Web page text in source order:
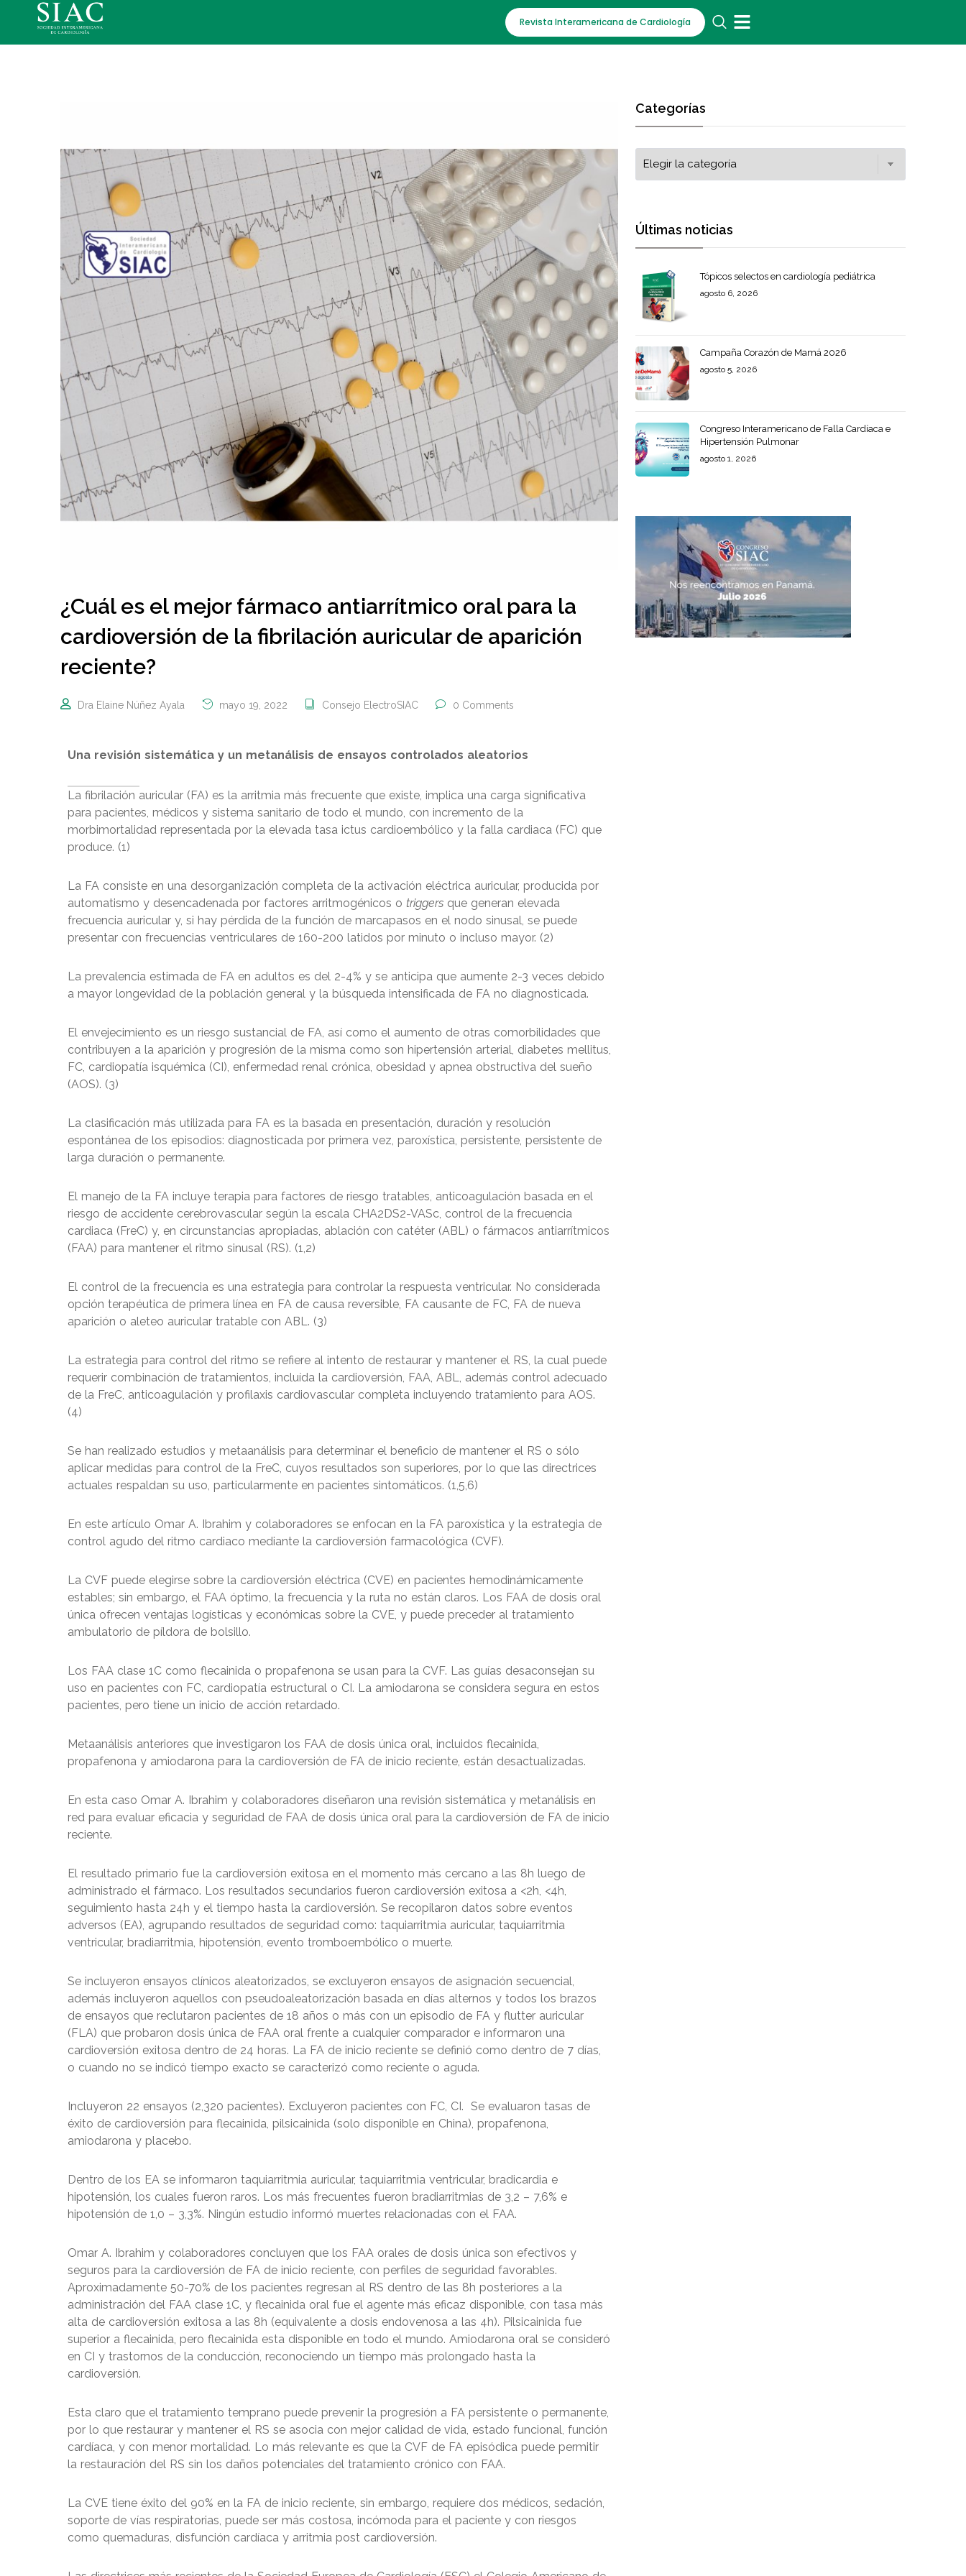
Revista Interamericana de Cardiología
¿Cuál es el mejor fármaco antiarrítmico oral para la
cardioversión de la fibrilación auricular de aparición
reciente?
Dra Elaine Núñez Ayala mayo 19, 2022 Consejo ElectroSIAC 0 Comments
Una revisión sistemática y un metanálisis de ensayos controlados aleatorios
La fibrilación auricular (FA) es la arritmia más frecuente que existe, implica una carga significativa
para pacientes, médicos y sistema sanitario de todo el mundo, con incremento de la
morbimortalidad representada por la elevada tasa ictus cardioembólico y la falla cardiaca (FC) que
produce. (1)
La FA consiste en una desorganización completa de la activación eléctrica auricular, producida por
automatismo y desencadenada por factores arritmogénicos o triggers que generan elevada
frecuencia auricular y, si hay pérdida de la función de marcapasos en el nodo sinusal, se puede
presentar con frecuencias ventriculares de 160-200 latidos por minuto o incluso mayor. (2)
La prevalencia estimada de FA en adultos es del 2-4% y se anticipa que aumente 2-3 veces debido
a mayor longevidad de la población general y la búsqueda intensificada de FA no diagnosticada.
El envejecimiento es un riesgo sustancial de FA, así como el aumento de otras comorbilidades que
contribuyen a la aparición y progresión de la misma como son hipertensión arterial, diabetes mellitus,
FC, cardiopatía isquémica (CI), enfermedad renal crónica, obesidad y apnea obstructiva del sueño
(AOS). (3)
La clasificación más utilizada para FA es la basada en presentación, duración y resolución
espontánea de los episodios: diagnosticada por primera vez, paroxística, persistente, persistente de
larga duración o permanente.
El manejo de la FA incluye terapia para factores de riesgo tratables, anticoagulación basada en el
riesgo de accidente cerebrovascular según la escala CHA2DS2-VASc, control de la frecuencia
cardiaca (FreC) y, en circunstancias apropiadas, ablación con catéter (ABL) o fármacos antiarrítmicos
(FAA) para mantener el ritmo sinusal (RS). (1,2)
El control de la frecuencia es una estrategia para controlar la respuesta ventricular. No considerada
opción terapéutica de primera línea en FA de causa reversible, FA causante de FC, FA de nueva
aparición o aleteo auricular tratable con ABL. (3)
La estrategia para control del ritmo se refiere al intento de restaurar y mantener el RS, la cual puede
requerir combinación de tratamientos, incluída la cardioversión, FAA, ABL, además control adecuado
de la FreC, anticoagulación y profilaxis cardiovascular completa incluyendo tratamiento para AOS.
(4)
Se han realizado estudios y metaanálisis para determinar el beneficio de mantener el RS o sólo
aplicar medidas para control de la FreC, cuyos resultados son superiores, por lo que las directrices
actuales respaldan su uso, particularmente en pacientes sintomáticos. (1,5,6)
En este artículo Omar A. Ibrahim y colaboradores se enfocan en la FA paroxística y la estrategia de
control agudo del ritmo cardiaco mediante la cardioversión farmacológica (CVF).
La CVF puede elegirse sobre la cardioversión eléctrica (CVE) en pacientes hemodinámicamente
estables; sin embargo, el FAA óptimo, la frecuencia y la ruta no están claros. Los FAA de dosis oral
única ofrecen ventajas logísticas y económicas sobre la CVE, y puede preceder al tratamiento
ambulatorio de píldora de bolsillo.
Los FAA clase 1C como flecainida o propafenona se usan para la CVF. Las guías desaconsejan su
uso en pacientes con FC, cardiopatía estructural o CI. La amiodarona se considera segura en estos
pacientes, pero tiene un inicio de acción retardado.
Metaanálisis anteriores que investigaron los FAA de dosis única oral, incluidos flecainida,
propafenona y amiodarona para la cardioversión de FA de inicio reciente, están desactualizadas.
En esta caso Omar A. Ibrahim y colaboradores diseñaron una revisión sistemática y metanálisis en
red para evaluar eficacia y seguridad de FAA de dosis única oral para la cardioversión de FA de inicio
reciente.
El resultado primario fue la cardioversión exitosa en el momento más cercano a las 8h luego de
administrado el fármaco. Los resultados secundarios fueron cardioversión exitosa a <2h, <4h,
seguimiento hasta 24h y el tiempo hasta la cardioversión. Se recopilaron datos sobre eventos
adversos (EA), agrupando resultados de seguridad como: taquiarritmia auricular, taquiarritmia
ventricular, bradiarritmia, hipotensión, evento tromboembólico o muerte.
Se incluyeron ensayos clínicos aleatorizados, se excluyeron ensayos de asignación secuencial,
además incluyeron aquellos con pseudoaleatorización basada en días alternos y todos los brazos
de ensayos que reclutaron pacientes de 18 años o más con un episodio de FA y flutter auricular
(FLA) que probaron dosis única de FAA oral frente a cualquier comparador e informaron una
cardioversión exitosa dentro de 24 horas. La FA de inicio reciente se definió como dentro de 7 días,
o cuando no se indicó tiempo exacto se caracterizó como reciente o aguda.
Incluyeron 22 ensayos (2,320 pacientes). Excluyeron pacientes con FC, CI. Se evaluaron tasas de
éxito de cardioversión para flecainida, pilsicainida (solo disponible en China), propafenona,
amiodarona y placebo.
Dentro de los EA se informaron taquiarritmia auricular, taquiarritmia ventricular, bradicardia e
hipotensión, los cuales fueron raros. Los más frecuentes fueron bradiarritmias de 3,2 – 7,6% e
hipotensión de 1,0 – 3,3%. Ningún estudio informó muertes relacionadas con el FAA.
Omar A. Ibrahim y colaboradores concluyen que los FAA orales de dosis única son efectivos y
seguros para la cardioversión de FA de inicio reciente, con perfiles de seguridad favorables.
Aproximadamente 50-70% de los pacientes regresan al RS dentro de las 8h posteriores a la
administración del FAA clase 1C, y flecainida oral fue el agente más eficaz disponible, con tasa más
alta de cardioversión exitosa a las 8h (equivalente a dosis endovenosa a las 4h). Pilsicainida fue
superior a flecainida, pero flecainida esta disponible en todo el mundo. Amiodarona oral se consideró
en CI y trastornos de la conducción, reconociendo un tiempo más prolongado hasta la
cardioversión.
Esta claro que el tratamiento temprano puede prevenir la progresión a FA persistente o permanente,
por lo que restaurar y mantener el RS se asocia con mejor calidad de vida, estado funcional, función
cardíaca, y con menor mortalidad. Lo más relevante es que la CVF de FA episódica puede permitir
la restauración del RS sin los daños potenciales del tratamiento crónico con FAA.
La CVE tiene éxito del 90% en la FA de inicio reciente, sin embargo, requiere dos médicos, sedación,
soporte de vías respiratorias, puede ser más costosa, incómoda para el paciente y con riesgos
como quemaduras, disfunción cardíaca y arritmia post cardioversión.
Categorías
Últimas noticias
Tópicos selectos en cardiología pediátrica
agosto 6, 2026
Campaña Corazón de Mamá 2026
agosto 5, 2026
Congreso Interamericano de Falla Cardíaca e
Hipertensión Pulmonar
agosto 1, 2026